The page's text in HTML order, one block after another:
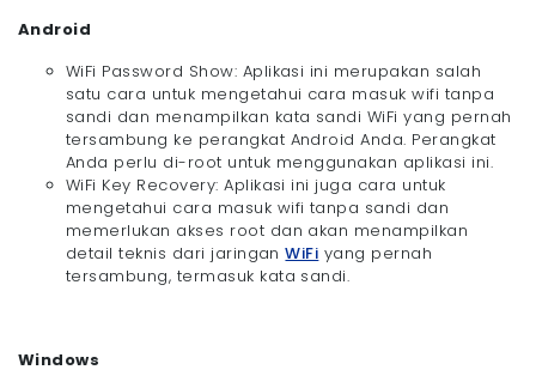
Android
WiFi Password Show: Aplikasi ini merupakan salah
satu cara untuk mengetahui cara masuk wifi tanpa
sandi dan menampilkan kata sandi WiFi yang pernah
tersambung ke perangkat Android Anda. Perangkat
Anda perlu di-root untuk menggunakan aplikasi ini.
WiFi Key Recovery: Aplikasi ini juga cara untuk
mengetahui cara masuk wifi tanpa sandi dan
memerlukan akses root dan akan menampilkan
detail teknis dari jaringanWiFi yang pernah
tersambung, termasuk kata sandi.
Windows